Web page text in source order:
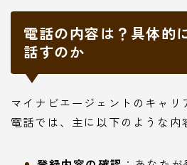
電話の内容は？具体的
話すのか
マイナビエージェントのキャリ
電話では、主に以下のような内